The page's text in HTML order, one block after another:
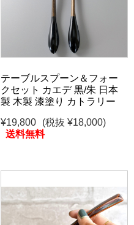
テーブルスプーン＆フォー
クセット カエデ 黒/朱 日本
製 木製 漆塗り カトラリー
¥19,800
(税抜 ¥18,000)
送料無料